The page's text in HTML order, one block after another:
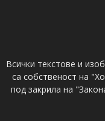
Всички текстове и
са собственост на
под закрила на